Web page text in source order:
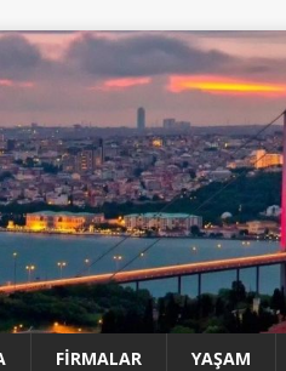
FIRMALAR YAŞAM